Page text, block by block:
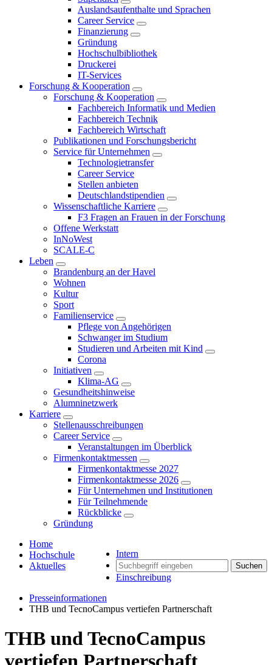
Auslandsaufenthalte und Sprachen
Career Service
Finanzierung
Gründung
Hochschulbibliothek
Druckerei
IT-Services
Forschung & Kooperation
Forschung & Kooperation
Fachbereich Informatik und Medien
Fachbereich Technik
Fachbereich Wirtschaft
Publikationen und Forschungsbericht
Service für Unternehmen
Technologietransfer
Career Service
Stellen anbieten
Deutschlandstipendien
Wissenschaftliche Karriere
F3 Fragen an Frauen in der Forschung
Offene Werkstatt
InNoWest
SCALE-C
Leben
Brandenburg an der Havel
Wohnen
Kultur
Sport
Familienservice
Pflege von Angehörigen
Schwanger im Studium
Studieren und Arbeiten mit Kind
Corona
Initiativen
Klima-AG
Gesundheitshinweise
Alumninetzwerk
Karriere
Stellenausschreibungen
Career Service
Veranstaltungen im Überblick
Firmenkontaktmessen
Firmenkontaktmesse 2027
Firmenkontaktmesse 2026
Für Unternehmen und Institutionen
Für Teilnehmende
Rückblicke
Gründung
Intern
Suchen
Einschreibung
Home
Hochschule
Aktuelles
Presseinformationen
THB und TecnoCampus vertiefen Partnerschaft
THB und TecnoCampus